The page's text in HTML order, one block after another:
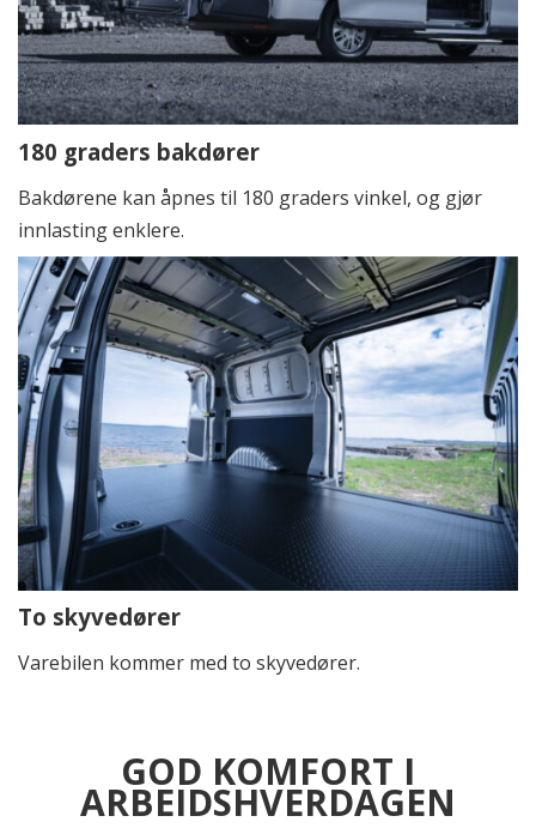
180 graders bakdører
Bakdørene kan åpnes til 180 graders vinkel, og gjør
innlasting enklere.
To skyvedører
Varebilen kommer med to skyvedører.
GOD KOMFORT I
ARBEIDSHVERDAGEN